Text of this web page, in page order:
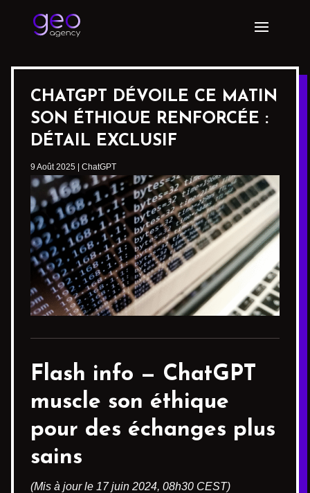
CHATGPT DÉVOILE CE MATIN
SON ÉTHIQUE RENFORCÉE :
DÉTAIL EXCLUSIF
9 Août 2025 ChatGPT
Flash info — ChatGPT
muscle son éthique
pour des échanges plus
sains
(Mis à jour le 17 juin 2024, 08h30 CEST)